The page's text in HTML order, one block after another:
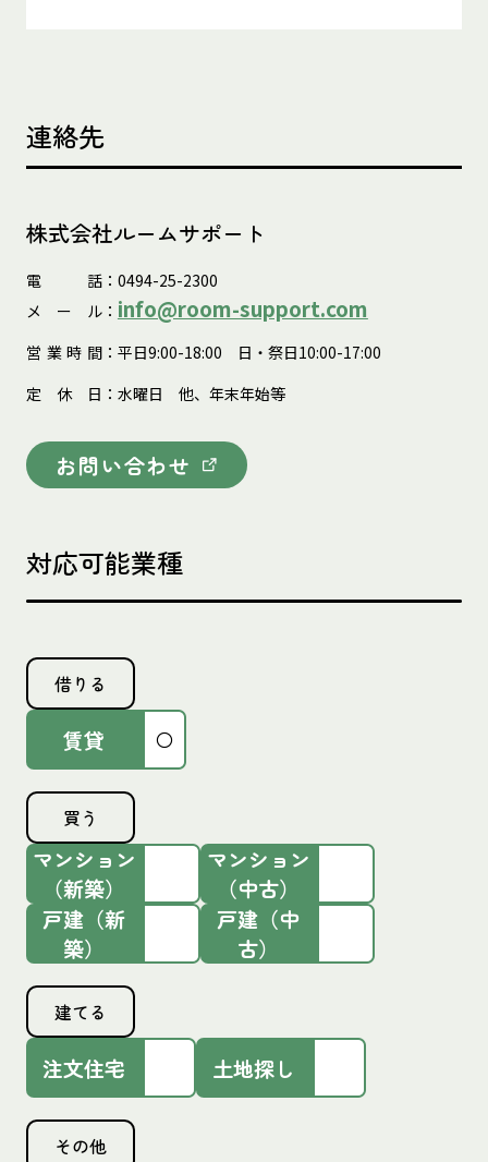
連絡先
株式会社ルームサポート
電 話：0494-25-2300
メ
ー ル： info@room-support.com
営 業 時 間：平日9:00-18:00 日・祭日10:00-17:00
定
休 日 ：水曜日 他、年末年始等
お問い合わせ
対応可能業種
借りる
賃貸 〇
買う
マンション
（新築）
マンション
（中古）
戸建（新
築）
戸建（中
古）
建てる
注文住宅 土地探し
その他